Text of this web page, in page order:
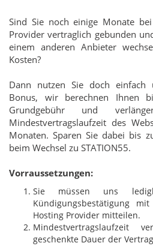
Sind Sie noch einige Monate
Provider vertraglich gebunden
einem anderen Anbieter
Kosten?
Dann nutzen Sie doch einfach
Bonus, wir berechnen Ihnen
Grundgebühr und
Mindestvertragslaufzeit des
Monaten. Sparen Sie dabei bis
beim Wechsel zu STATION55.
Vorraussetzungen:
Sie müssen uns
Kündigungsbestätigung
Hosting Provider mitteilen.
Mindestvertragslaufzeit
geschenkte Dauer der